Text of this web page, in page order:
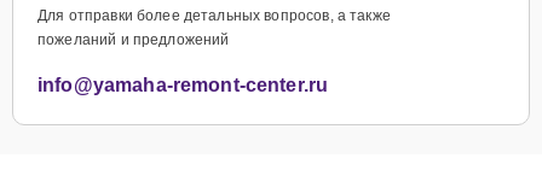
Для отправки более детальных вопросов, а также
пожеланий и предложений
info@yamaha-remont-center.ru